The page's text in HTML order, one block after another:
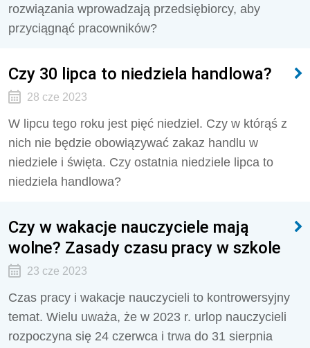
rozwiązania wprowadzają przedsiębiorcy, aby
przyciągnąć pracowników?
Czy 30 lipca to niedziela handlowa?
28 cze 2023
W lipcu tego roku jest pięć niedziel. Czy w którąś z
nich nie będzie obowiązywać zakaz handlu w
niedziele i święta. Czy ostatnia niedziele lipca to
niedziela handlowa?
Czy w wakacje nauczyciele mają
wolne? Zasady czasu pracy w szkole
23 cze 2023
Czas pracy i wakacje nauczycieli to kontrowersyjny
temat. Wielu uważa, że w 2023 r. urlop nauczycieli
rozpoczyna się 24 czerwca i trwa do 31 sierpnia